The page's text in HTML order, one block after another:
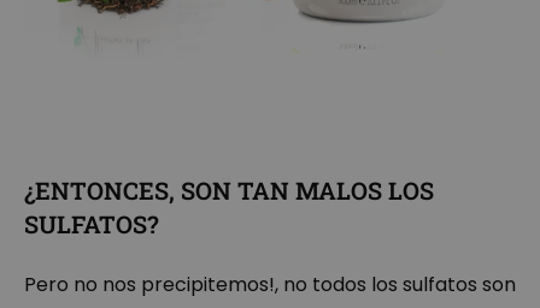
¿ENTONCES, SON TAN MALOS LOS
SULFATOS?
Pero no nos precipitemos!, no todos los sulfatos son